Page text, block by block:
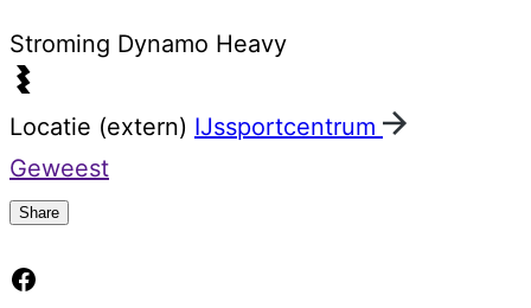
Stroming Dynamo Heavy
Locatie (extern) IJssportcentrum
Geweest
Share